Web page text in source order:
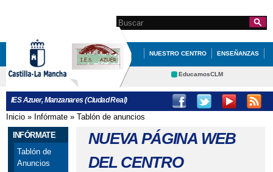
contenido
principal
Formulario de
búsqueda
Search this site
NUESTRO CENTRO ENSEÑANZAS
QUÉ HACEMOS EXTRAESCOLARES
BACHILLERATO/PAEG
BLOG DE ORIENTACIÓN
EDUCACIÓN
EducamosCLM
Portal Educación
IES Azuer, Manzanares (Ciudad Real)
Se encuentra usted aquí
Inicio » Infórmate » Tablón de anuncios
INFÓRMATE
Tablón de
Anuncios
NUEVA PÁGINA WEB
DEL CENTRO